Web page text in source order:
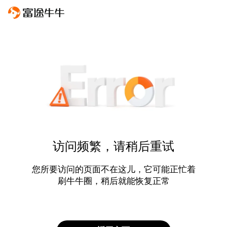
访问频繁，请稍后重试
您所要访问的页面不在这儿，它可能正忙着
刷牛牛圈，稍后就能恢复正常